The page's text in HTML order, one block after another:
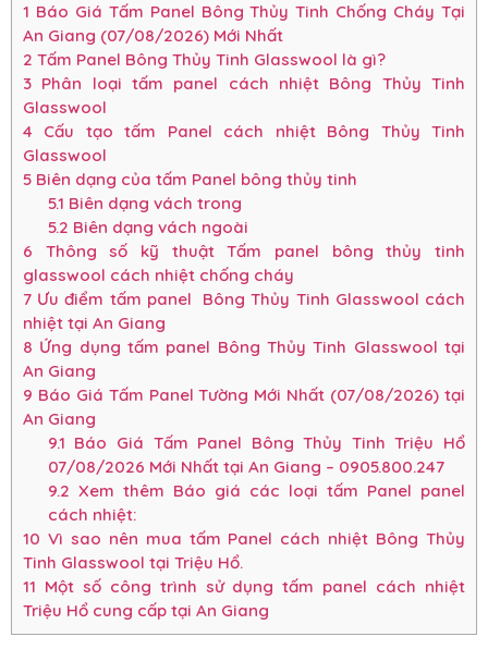
1 Báo Giá Tấm Panel Bông Thủy Tinh Chống Cháy Tại
An Giang (07/08/2026) Mới Nhất
2 Tấm Panel Bông Thủy Tinh Glasswool là gì?
3 Phân loại tấm panel cách nhiệt Bông Thủy Tinh
Glasswool
4 Cấu tạo tấm Panel cách nhiệt Bông Thủy Tinh
Glasswool
5 Biên dạng của tấm Panel bông thủy tinh
5.1 Biên dạng vách trong
5.2 Biên dạng vách ngoài
6 Thông số kỹ thuật Tấm panel bông thủy tinh
glasswool cách nhiệt chống cháy
7 Ưu điểm tấm panel Bông Thủy Tinh Glasswool cách
nhiệt tại An Giang
8 Ứng dụng tấm panel Bông Thủy Tinh Glasswool tại
An Giang
9 Báo Giá Tấm Panel Tường Mới Nhất (07/08/2026) tại
An Giang
9.1 Báo Giá Tấm Panel Bông Thủy Tinh Triệu Hổ
07/08/2026 Mới Nhất tại An Giang – 0905.800.247
9.2 Xem thêm Báo giá các loại tấm Panel panel
cách nhiệt:
10 Vì sao nên mua tấm Panel cách nhiệt Bông Thủy
Tinh Glasswool tại Triệu Hổ.
11 Một số công trình sử dụng tấm panel cách nhiệt
Triệu Hổ cung cấp tại An Giang